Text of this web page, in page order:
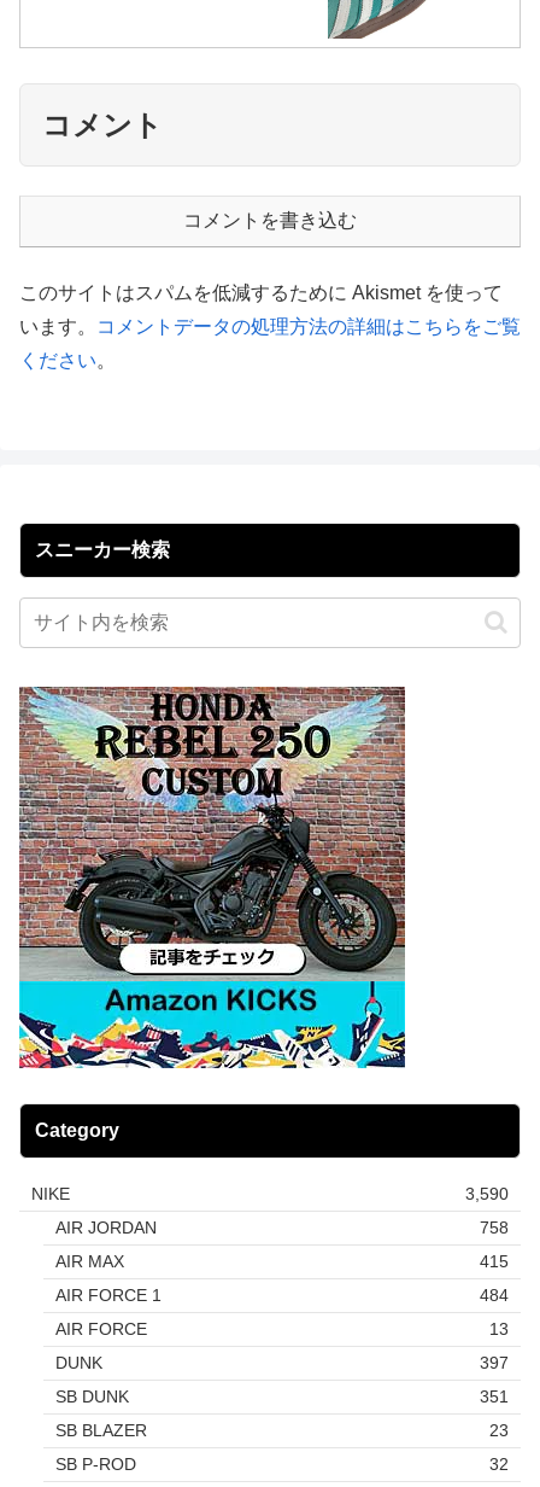
コメント
コメントを書き込む
このサイトはスパムを低減するために Akismet を使って
います。
コメントデータの処理方法の詳細はこちらをご覧
ください。
スニーカー検索
Category
NIKE
3,590
AIR JORDAN
758
AIR MAX
415
AIR FORCE 1
484
AIR FORCE
13
DUNK
397
SB DUNK
351
SB BLAZER
23
SB P-ROD
32